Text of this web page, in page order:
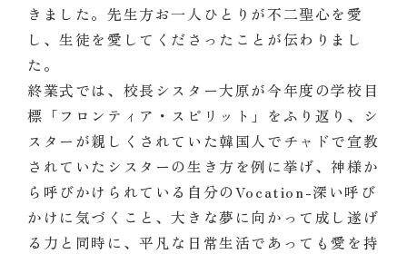
きました。先生方お一人ひとりが不二聖心を愛
し、生徒を愛してくださったことが伝わりまし
た。
終業式では、校長シスター大原が今年度の学校目
標「フロンティア・スピリット」をふり返り、シ
スターが親しくされていた韓国人でチャドで宣教
されていたシスターの生き方を例に挙げ、神様か
ら呼びかけられている自分のVocation-深い呼び
かけに気づくこと、大きな夢に向かって成し遂げ
る力と同時に、平凡な日常生活であっても愛を持